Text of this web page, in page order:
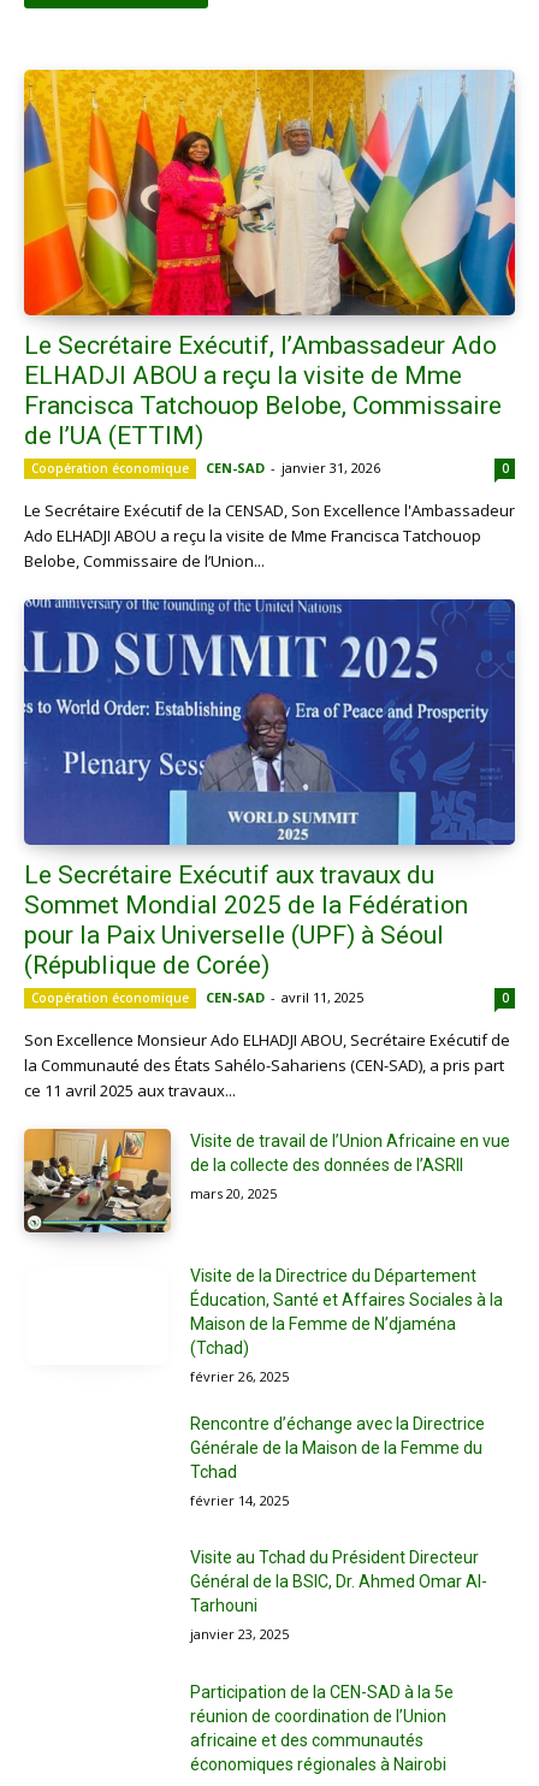
Le Secrétaire Exécutif, l’Ambassadeur Ado
ELHADJI ABOU a reçu la visite de Mme
Francisca Tatchouop Belobe, Commissaire
de l’UA (ETTIM)
Coopération économique CEN-SAD - janvier 31, 2026 0
Le Secrétaire Exécutif de la CENSAD, Son Excellence l'Ambassadeur
Ado ELHADJI ABOU a reçu la visite de Mme Francisca Tatchouop
Belobe, Commissaire de l’Union...
Le Secrétaire Exécutif aux travaux du
Sommet Mondial 2025 de la Fédération
pour la Paix Universelle (UPF) à Séoul
(République de Corée)
Coopération économique CEN-SAD - avril 11, 2025 0
Son Excellence Monsieur Ado ELHADJI ABOU, Secrétaire Exécutif de
la Communauté des États Sahélo-Sahariens (CEN-SAD), a pris part
ce 11 avril 2025 aux travaux...
Visite de travail de l’Union Africaine en vue
de la collecte des données de l’ASRII
mars 20, 2025
Visite de la Directrice du Département
Éducation, Santé et Affaires Sociales à la
Maison de la Femme de N’djaména
(Tchad)
février 26, 2025
Rencontre d’échange avec la Directrice
Générale de la Maison de la Femme du
Tchad
février 14, 2025
Visite au Tchad du Président Directeur
Général de la BSIC, Dr. Ahmed Omar Al-
Tarhouni
janvier 23, 2025
Participation de la CEN-SAD à la 5e
réunion de coordination de l’Union
africaine et des communautés
économiques régionales à Nairobi